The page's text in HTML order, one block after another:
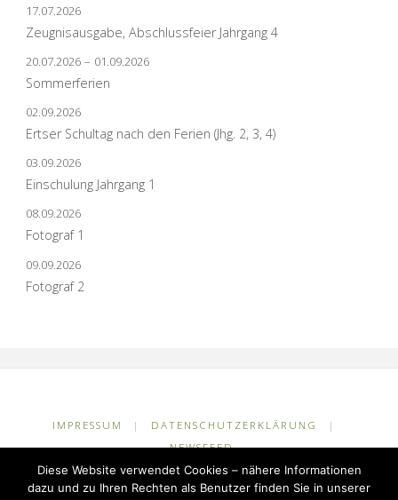
17.07.2026
Zeugnisausgabe, Abschlussfeier Jahrgang 4
20.07.2026 – 01.09.2026
Sommerferien
02.09.2026
Ertser Schultag nach den Ferien (Jhg. 2, 3, 4)
03.09.2026
Einschulung Jahrgang 1
08.09.2026
Fotograf 1
09.09.2026
Fotograf 2
IMPRESSUM | DATENSCHUTZERKLÄRUNG
|
NEWSFEED
©2026 Grundschule Kuhlerkamp
Diese Website verwendet Cookies – nähere Informationen
dazu und zu Ihren Rechten als Benutzer finden Sie in unserer